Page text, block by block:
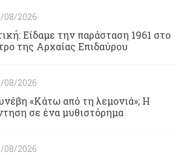
08/2026
Είδαμε την παράσταση 1961 στο
της Αρχαίας Επιδαύρου
08/2026
«Κάτω από τη λεμονιά»; Η
σε ένα μυθιστόρημα
08/2026